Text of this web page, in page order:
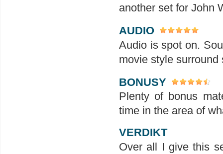
another set for John
AUDIO
Audio is spot on.
movie style surround
BONUSY
Plenty of bonus
time in the area of
VERDIKT
Over all I give this